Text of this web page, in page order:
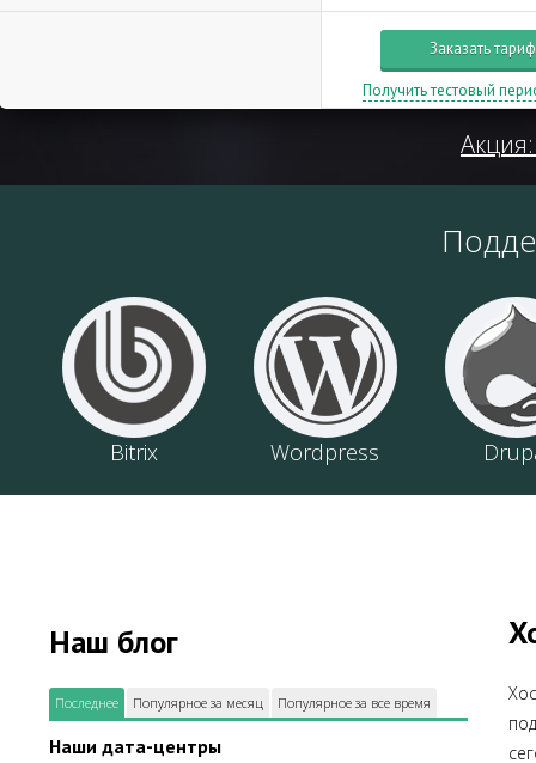
Заказать тариф
Получить тестовый
Bitrix Wordpress
Наш блог
Последнее Популярное за месяц Популярное за все время
Наши дата-центры